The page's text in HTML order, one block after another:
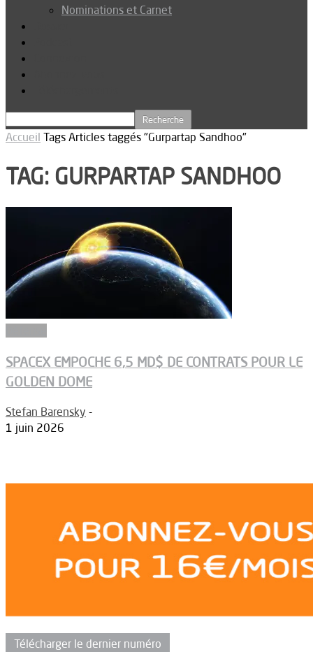
Nominations et Carnet
Accueil Tags Articles taggés "Gurpartap Sandhoo"
TAG: GURPARTAP SANDHOO
SPACEX EMPOCHE 6,5 MD$ DE CONTRATS POUR LE
GOLDEN DOME
Stefan Barensky -
1 juin 2026
Télécharger le dernier numéro